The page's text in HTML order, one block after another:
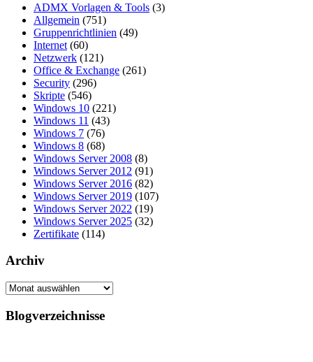
ADMX Vorlagen & Tools (3)
Allgemein (751)
Gruppenrichtlinien (49)
Internet (60)
Netzwerk (121)
Office & Exchange (261)
Security (296)
Skripte (546)
Windows 10 (221)
Windows 11 (43)
Windows 7 (76)
Windows 8 (68)
Windows Server 2008 (8)
Windows Server 2012 (91)
Windows Server 2016 (82)
Windows Server 2019 (107)
Windows Server 2022 (19)
Windows Server 2025 (32)
Zertifikate (114)
Archiv
Archiv
Blogverzeichnisse